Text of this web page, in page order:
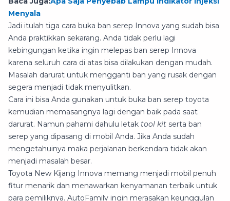
Menyala
Jadi itulah tiga cara buka ban serep Innova yang sudah bisa
Anda praktikkan sekarang. Anda tidak perlu lagi
kebingungan ketika ingin melepas ban serep Innova
karena seluruh cara di atas bisa dilakukan dengan mudah.
Masalah darurat untuk mengganti ban yang rusak dengan
segera menjadi tidak menyulitkan.
Cara ini bisa Anda gunakan untuk buka ban serep toyota
kemudian memasangnya lagi dengan baik pada saat
darurat. Namun pahami dahulu letak tool kit serta ban
serep yang dipasang di mobil Anda. Jika Anda sudah
mengetahuinya maka perjalanan berkendara tidak akan
menjadi masalah besar.
Toyota New Kijang Innova memang menjadi mobil penuh
fitur menarik dan menawarkan kenyamanan terbaik untuk
para pemiliknya. AutoFamily ingin merasakan keunggulan